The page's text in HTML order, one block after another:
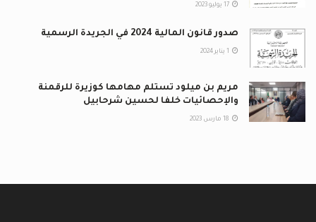
صدور قانون المالية 2024 في الجريدة الرسمية
مريم بن ميلود تستلم مهامها كوزيرة للرقمنة
والإحصائيات خلفا لحسين شرحابيل